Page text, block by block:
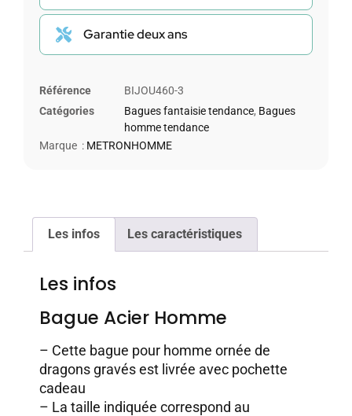
Garantie deux ans
Référence
BIJOU460-3
Catégories
Bagues fantaisie tendance, Bagues
homme tendance
Marque : METRONHOMME
Les infos Les caractéristiques
Les infos
Bague Acier Homme
– Cette bague pour homme ornée de
dragons gravés est livrée avec pochette
cadeau
– La taille indiquée correspond au